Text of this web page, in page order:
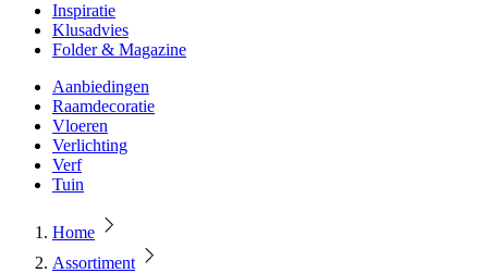
Inspiratie
Klusadvies
Folder & Magazine
Aanbiedingen
Raamdecoratie
Vloeren
Verlichting
Verf
Tuin
Home
Assortiment